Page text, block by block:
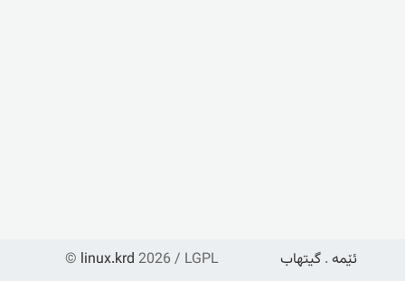
© linux.krd 2026 / LGPL ئێمە . گیتهاب